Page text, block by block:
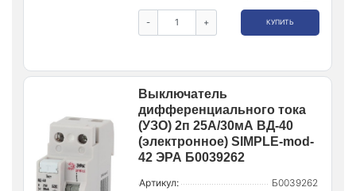
- + КУПИТЬ
Выключатель
дифференциального тока
(УЗО) 2п 25А/30мА ВД-40
(электронное) SIMPLE-mod-
42 ЭРА Б0039262
Артикул:
Б0039262